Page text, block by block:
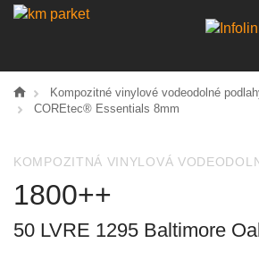
Kompozitné vinylové vodeodolné
COREtec® Essentials 8mm
KOMPOZITNÁ VINYLOVÁ
1800++
50 LVRE 1295 Baltimore